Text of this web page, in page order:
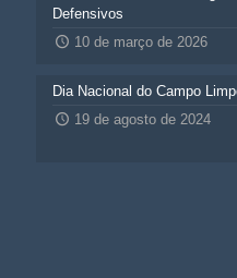
Defensivos
10 de março de 2026
Dia Nacional do Campo
19 de agosto de 2024